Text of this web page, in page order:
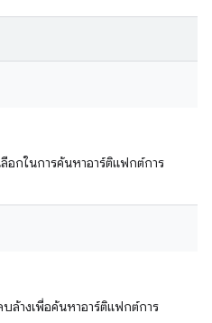
อกในการค้นหาอาร์ติแฟกต์การ
ล้างเพื่อค้นหาอาร์ติแฟกต์การ